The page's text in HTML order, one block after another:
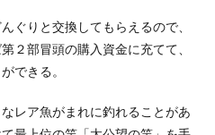
ぐりと交換してもらえるので、
２部冒頭の購入資金に充てて、
できる。
レア魚がまれに釣れることがあ